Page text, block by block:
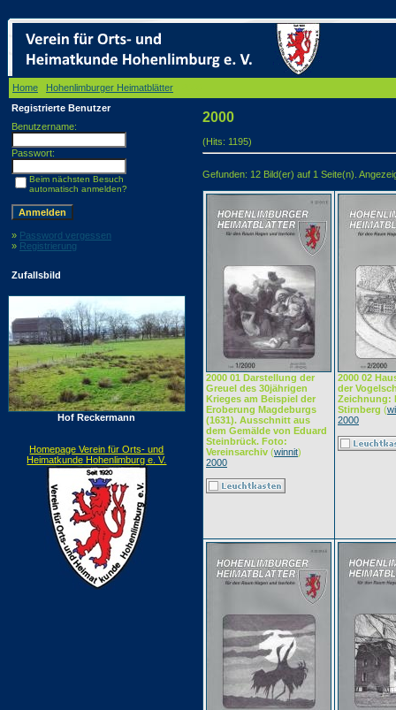
Home Hohenlimburger Heimatblätter
Registrierte Benutzer
Benutzername:
Passwort:
Beim nächsten Besuch
automatisch anmelden?
» Password vergessen
» Registrierung
Zufallsbild
Hof Reckermann
Homepage Verein für Orts- und
Heimatkunde Hohenlimburg e. V.
2000
(Hits: 1195)
Gefunden: 12 Bild(er) auf 1 Seite(n).
2000 01 Darstellung der
Greuel des 30jährigen
Krieges am Beispiel der
Eroberung Magdeburgs
(1631). Ausschnitt aus
dem Gemälde von Eduard
Steinbrück. Foto:
Vereinsarchiv (winnit)
2000
2000 02
der
Zeichnung:
Stirnberg (
2000